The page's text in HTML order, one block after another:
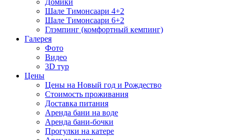
Домики
Шале Тимонсаари 4+2
Шале Тимонсаари 6+2
Глэмпинг (комфортный кемпинг)
Галерея
Фото
Видео
3D тур
Цены
Цены на Новый год и Рождество
Стоимость проживания
Доставка питания
Аренда бани на воде
Аренда бани-бочки
Прогулки на катере